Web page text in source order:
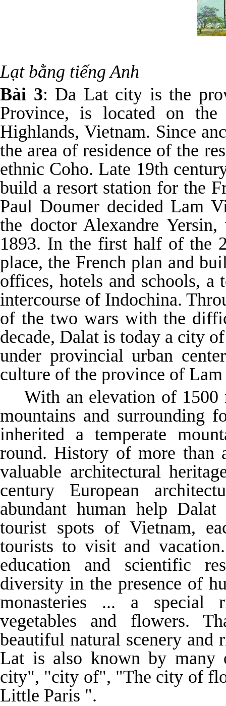
Lạt bằng tiếng Anh
Bài 3: Da Lat city is the
Province, is located on
Highlands, Vietnam. Since
the area of ​​residence of the
ethnic Coho. Late 19th
build a resort station for the
Paul Doumer decided Lam
the doctor Alexandre
1893. In the first half of the
place, the French plan and
offices, hotels and schools, a
intercourse of Indochina.
of the two wars with the
decade, Dalat is today a city
under provincial urban
culture of the province of
With an elevation of 1500
mountains and surrounding
inherited a temperate
round. History of more than
valuable architectural
century European
abundant human help
tourist spots of Vietnam,
tourists to visit and
education and scientific
diversity in the presence of
monasteries ... a special
vegetables and flowers.
beautiful natural scenery and
Lat is also known by many
city", "city of", "The city of
Little Paris ".